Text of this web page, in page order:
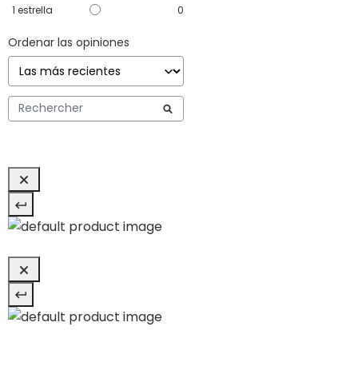
1 estrella 0
Ordenar las opiniones